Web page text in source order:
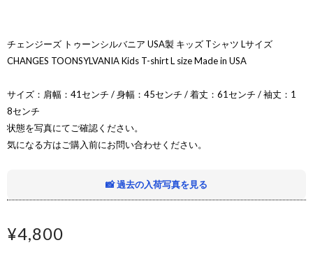
チェンジーズ トゥーンシルバニア USA製 キッズ Tシャツ Lサイズ
CHANGES TOONSYLVANIA Kids T-shirt L size Made in USA
サイズ：肩幅：41センチ / 身幅：45センチ / 着丈：61センチ / 袖丈：1
8センチ
状態を写真にてご確認ください。
気になる方はご購入前にお問い合わせください。
📸 過去の入荷写真を見る
¥4,800